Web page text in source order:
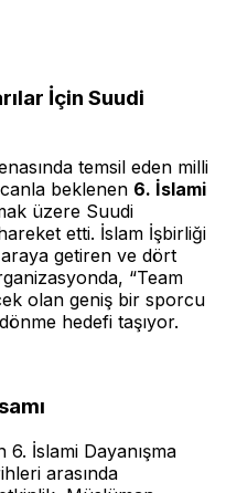
İçin Suudi
temsil eden milli
beklenen 6. İslami
üzere Suudi
etti. İslam İşbirliği
getiren ve dört
“Team
olan geniş bir sporcu
hedefi taşıyor.
6. İslami Dayanışma
arasında